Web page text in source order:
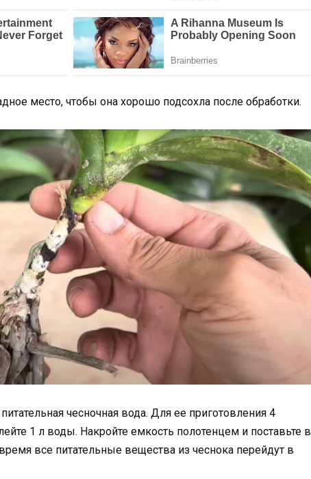
место, чтобы она хорошо подсохла после обработки.
чесночная вода. Для ее приготовления 4
1 л воды. Накройте емкость полотенцем и поставьте в
все питательные вещества из чеснока перейдут в